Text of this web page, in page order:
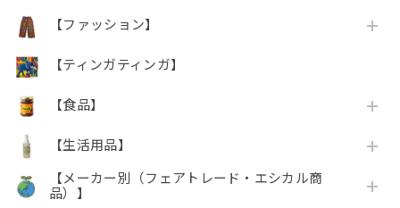
【ファッション】
【ティンガティンガ】
【食品】
【生活用品】
【メーカー別（フェアトレード・エシカル商
品）】